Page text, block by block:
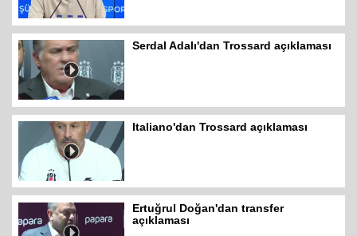
Serdal Adalı'dan Trossard açıklaması
Italiano'dan Trossard açıklaması
Ertuğrul Doğan'dan transfer
açıklaması